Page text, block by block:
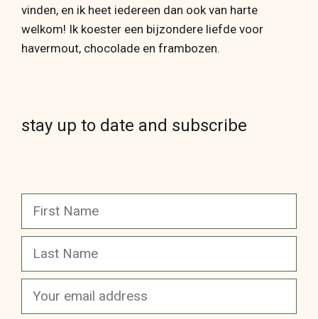
vinden, en ik heet iedereen dan ook van harte
welkom! Ik koester een bijzondere liefde voor
havermout, chocolade en frambozen.
stay up to date and subscribe